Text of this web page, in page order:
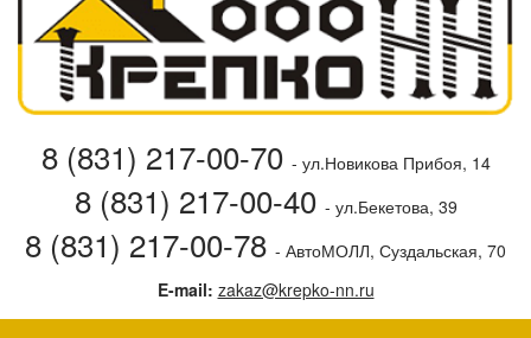
8 (831) 217-00-70 - ул.Новикова Прибоя, 14
8 (831) 217-00-40 - ул.Бекетова, 39
8 (831) 217-00-78 - АвтоМОЛЛ, Суздальская, 70
E-mail: zakaz@krepko-nn.ru